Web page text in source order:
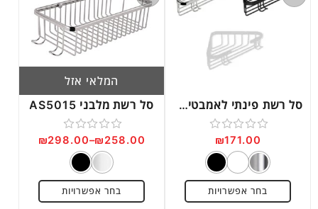
סל רשת פינתי לאמבטיה דגם SL6083
דורג
0
מתוך
5
₪171.00
בחר אפשרויות
המלאי אזל
סל רשת מלבני AS5015
דורג
מתוך
5
₪258.00
–
₪298.00
בחר אפשרויות